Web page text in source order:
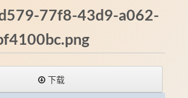
77f8-43d9-a062-
下载